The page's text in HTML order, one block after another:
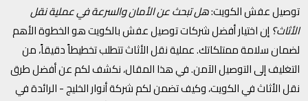
توصيل عفش الكويت:هل تبحث عن الأمان والسرعة في عملية نقل
الأثاث؟إن اختيار أفضل شركات توصيل عفش بالكويت هو الخطوة الأهم
لضمان سلامة ممتلكاتك. عملية نقل الأثاث تتطلب تخطيطاً دقيقاً، من
التغليف إلى التوصيل الآمن. في هذا المقال، نكشف لكم عن أفضل طرق
نقل الأثاث في الكويت، وكيف تضمن لكم شركة أنوار الخليج - الرائدة في